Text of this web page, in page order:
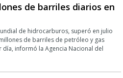
de barriles diarios en
de hidrocarburos, superó en julio
de barriles de petróleo y gas
informó la Agencia Nacional del